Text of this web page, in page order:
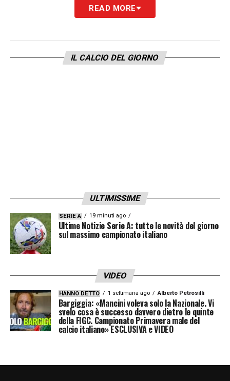
READ MORE
IL CALCIO DEL GIORNO
ULTIMISSIME
SERIE A 19 minuti ago
Ultime Notizie Serie A: tutte le novità del giorno
sul massimo campionato italiano
VIDEO
HANNO DETTO 1 settimana ago Alberto Petrosilli
Bargiggia: «Mancini voleva solo la Nazionale. Vi
svelo cosa è successo davvero dietro le quinte
della FIGC. Campionato Primavera male del
calcio italiano» ESCLUSIVA e VIDEO